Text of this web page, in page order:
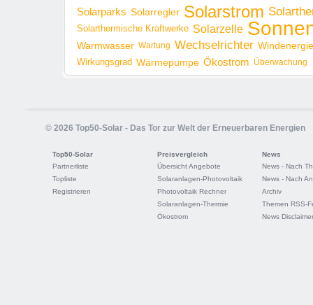
Solarparks Solarregler Solarstrom
Solarthermische Kraftwerke Solarzelle
Warmwasser Wartung Wechselrichter Windenergie
Wirkungsgrad Wärmepumpe Ökostrom Überwachung
© 2026 Top50-Solar - Das Tor zur Welt der Erneuerbaren Energien
Top50-Solar
Partnerliste
Topliste
Registrieren
Preisvergleich
Übersicht Angebote
Solaranlagen-Photovoltaik
Photovoltaik Rechner
Solaranlagen-Thermie
Ökostrom
News
News - Nach
News - Nach
Archiv
Themen RSS-
News Disclaimer